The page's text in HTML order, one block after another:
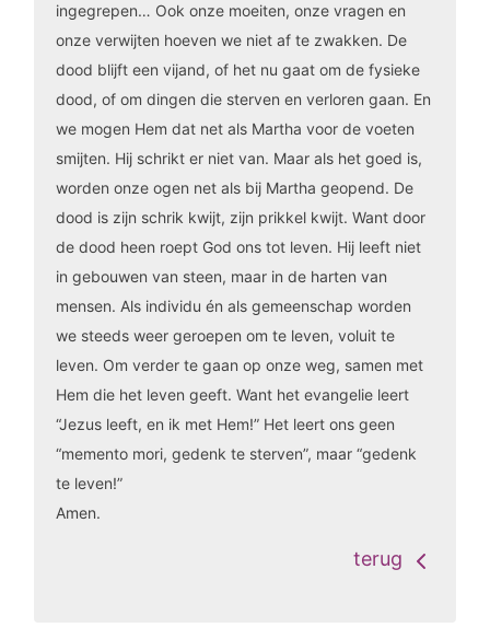
ingegrepen… Ook onze moeiten, onze vragen en
onze verwijten hoeven we niet af te zwakken. De
dood blijft een vijand, of het nu gaat om de fysieke
dood, of om dingen die sterven en verloren gaan. En
we mogen Hem dat net als Martha voor de voeten
smijten. Hij schrikt er niet van. Maar als het goed is,
worden onze ogen net als bij Martha geopend. De
dood is zijn schrik kwijt, zijn prikkel kwijt. Want door
de dood heen roept God ons tot leven. Hij leeft niet
in gebouwen van steen, maar in de harten van
mensen. Als individu én als gemeenschap worden
we steeds weer geroepen om te leven, voluit te
leven. Om verder te gaan op onze weg, samen met
Hem die het leven geeft. Want het evangelie leert
“Jezus leeft, en ik met Hem!” Het leert ons geen
“memento mori, gedenk te sterven”, maar “gedenk
te leven!”
Amen.
terug